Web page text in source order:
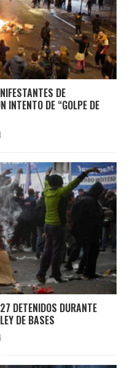
DE
INTENTO DE “GOLPE DE
DETENIDOS DURANTE
DE BASES